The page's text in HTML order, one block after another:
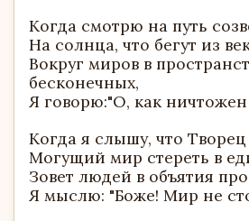
Когда смотрю на путь
На солнца, что бегут из
Вокруг миров в
бесконечных,
Я говорю:"О, как ничтожен
Когда я слышу, что Творец
Могущий мир стереть в
Зовет людей в объятия
Я мыслю: "Боже! Мир не